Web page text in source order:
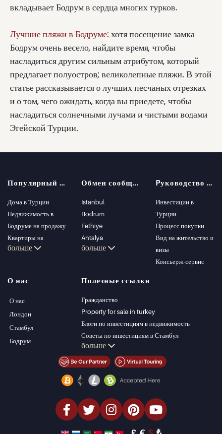
вкладывает Бодрум в сердца многих турков.
Лучшие пляжи в Бодруме: хотя посещение замка
Бодрум очень весело, найдите время, чтобы
насладиться другим сильным атрибутом, который
предлагает полуостров; великолепные пляжи. В этой
статье рассказывается о лучших песчаных отрезках
и о том, чего ожидать, когда вы приедете, чтобы
насладиться солнечными лучами и чистыми водами
Эгейской Турции.
Популярный поиск
Дома в Турции
Недвижимость в
Бодруме на продажу
Квартиры на
продажу в Стамбуле
Квартиры на
продажу в Анталии
больше
Обмен сообщениями
Istanbul
Bodrum
Fethiye
Antalya
Kalkan
Bursa
Gocek
Side
Kemer
Dalyan
Izmir
Belek
больше
Pуководство покупателя
Инвестиции в
Турции
Процесс покупки
Вид на жительство и
визы
Консьерж-сервис
О нас
О нас
Лондон
Стамбул
Бодрум
Полезные ссылки
Гражданство
Property for sale in turkey
Блоги по инвестициям в недвижимость
Советы по инвестициям в Стамбул
Управление PT
Стамбул Инвестиции Недвижимость
Недвижимость со скидкой
элитная недвижимость
Инвестиционная недвижимость
проектировать и строить
больше